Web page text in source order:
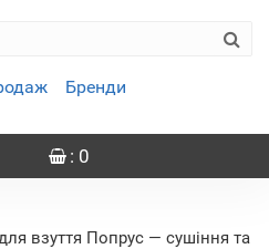
Бренди
: 0
взуття Попрус — сушіння та